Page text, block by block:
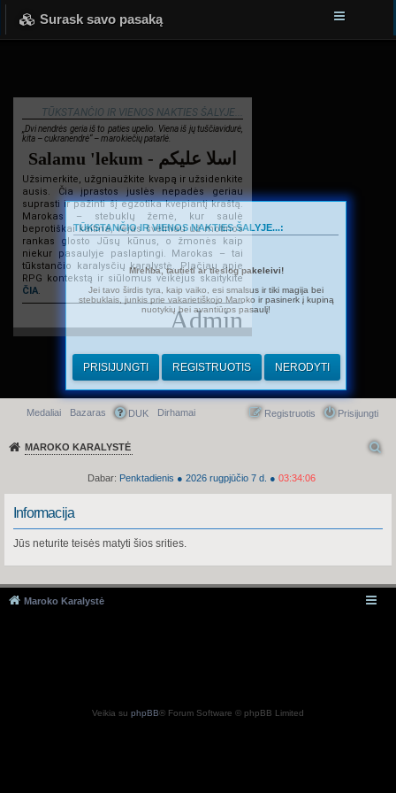
Surask savo pasaką
TŪKSTANČIO IR VIENOS NAKTIES ŠALYJE...
„Dvi nendrės geria iš to paties upelio. Viena iš jų tuščiavidurė,
kita – cukranendrė“ – marokiečių patarlė.
Salamu 'lekum - اسلا عليكم
Užsimerkite, užgniaužkite kvapą ir užsidenkite
ausis. Čia įprastos juslės nepadės geriau
suprasti ir pažinti šį egzotika kvepiantį kraštą.
Marokas – stebuklų žemė, kur saulė
beprotiškai kaitina, vėjas švelniau už motinos
rankas glosto Jūsų kūnus, o žmonės kaip
niekur pasaulyje paslaptingi. Marokas – tai
tūkstančio karalysčių karalystė. Plačiau apie
RPG kontekstą ir siūlomus veikėjus skaitykite
ČIA.
Admin
Greitasis meniu
Medaliai Bazaras DUK Dirhamai Prisijungti
Registruotis
MAROKO KARALYSTĖ
Dabar: Penktadienis ● 2026 rugpjūčio 7 d. ● 03:34:06
TŪKSTANČIO IR VIENOS NAKTIES ŠALYJE...:
Mrehba, tautieti ar tiesiog pakeleivi!
Jei tavo širdis tyra, kaip vaiko, esi smalsus ir tiki magija bei
stebuklais, junkis prie vakarietiškojo Maroko ir pasinerk į kupiną
nuotykių bei avantiūros pasaulį!
PRISIJUNGTI REGISTRUOTIS NERODYTI
Informacija
Jūs neturite teisės matyti šios srities.
Maroko Karalystė
Veikia su phpBB® Forum Software © phpBB Limited